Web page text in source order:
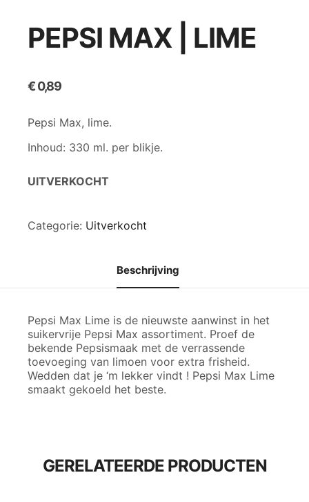
PEPSI MAX | LIME
€0,89
Pepsi Max, lime.
Inhoud: 330 ml. per blikje.
UITVERKOCHT
Categorie: Uitverkocht
Beschrijving
Pepsi Max Lime is de nieuwste aanwinst in het
suikervrije Pepsi Max assortiment. Proef de
bekende Pepsismaak met de verrassende
toevoeging van limoen voor extra frisheid.
Wedden dat je ‘m lekker vindt ! Pepsi Max Lime
smaakt gekoeld het beste.
GERELATEERDE PRODUCTEN